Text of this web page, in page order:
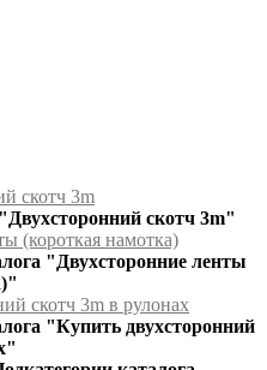
скотч 3m
скотч 3m"
(короткая намотка)
"Двухсторонние ленты
скотч 3m в рулонах
"Купить двухсторонний